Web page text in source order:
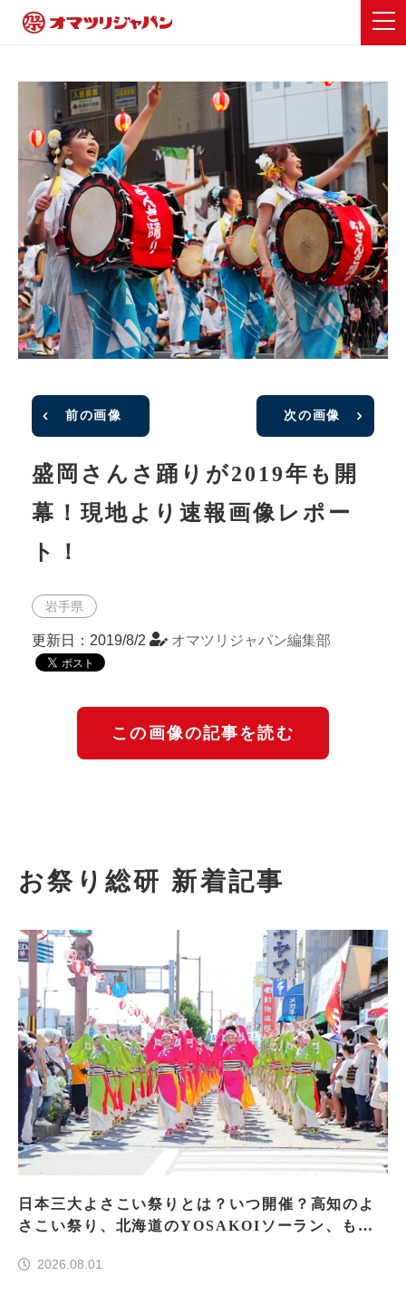
前の画像 次の画像
盛岡さんさ踊りが2019年も開
幕！現地より速報画像レポー
ト！
岩手県
更新日：2019/8/2 オマツリジャパン編集部
この画像の記事を読む
お祭り総研 新着記事
日本三大よさこい祭りとは？いつ開催？高知のよ
さこい祭り、北海道のYOSAKOIソーラン、もう
2026.08.01